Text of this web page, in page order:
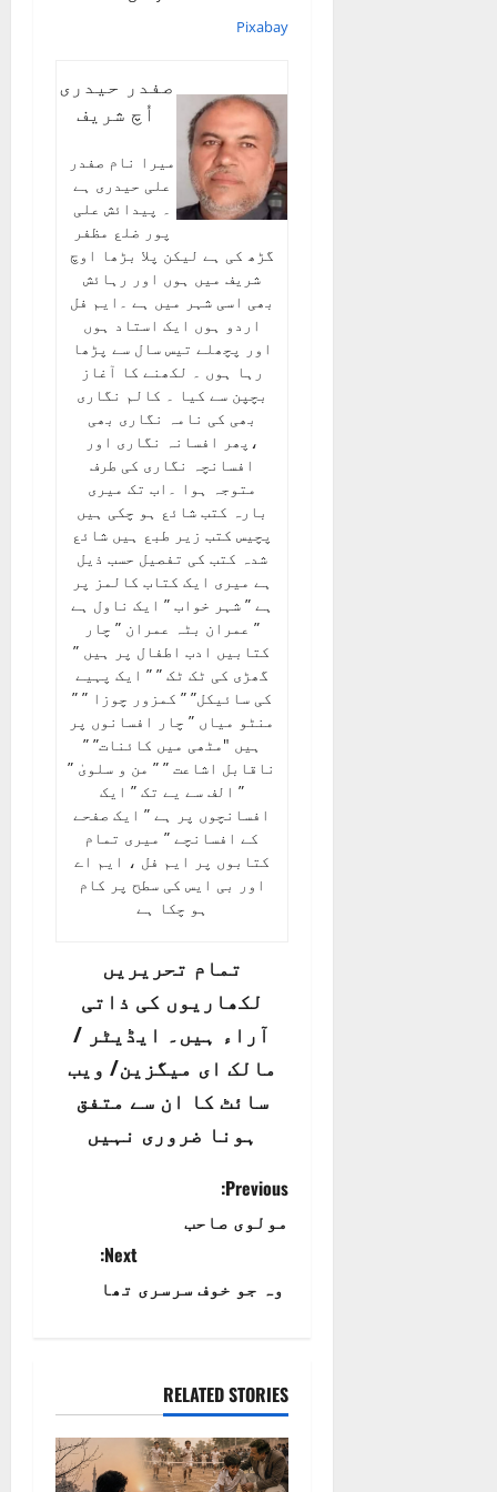
Pixabay
صفدر حیدری
اُچ شریف
میرا نام صفدر
علی حیدری ہے
۔ پیدائش علی
پور ضلع مظفر
گڑھ کی ہے لیکن پلا بڑھا اوچ
شریف میں ہوں اور رہائش
بھی اسی شہر میں ہے ۔ایم فل
اردو ہوں ایک استاد ہوں
اور پچھلے تیس سال سے پڑھا
رہا ہوں ۔ لکھنے کا آغاز
بچپن سے کیا ۔ کالم نگاری
بھی کی نامہ نگاری بھی
،پھر افسانہ نگاری اور
افسانچہ نگاری کی طرف
متوجہ ہوا ۔اب تک میری
بارہ کتب شائع ہو چکی ہیں
پچیس کتب زیر طبع ہیں شائع
شدہ کتب کی تفصیل حسب ذیل
ہے میری ایک کتاب کالمز پر
ہے ” شہر خواب ” ایک ناول ہے
” عمران بٹہ عمران ” چار
کتابیں ادب اطفال پر ہیں ”
گھڑی کی ٹک ٹک ” ” ایک پہیے
کی سائیکل” ” کمزور چوزا ” ”
منٹو میاں ” چار افسانوں پر
ہیں "مٹھی میں کائنات” ”
ناقابل اشاعت ” ” من و سلویٰ ”
” الف سے یے تک ” ایک
افسانچوں پر ہے ” ایک صفحے
کے افسانچے ” میری تمام
کتابوں پر ایم فل ، ایم اے
اور بی ایس کی سطح پر کام
ہو چکا ہے
تمام تحریریں
لکھاریوں کی ذاتی
آراء ہیں۔ ایڈیٹر /
مالک ای میگزین/ ویب
سائٹ کا ان سے متفق
ہونا ضروری نہیں
P
o
s
n
a
v
Previous:
مولوی صاحب
Next:
وہ جو خوف سرسری تھا
RELATED STORIES